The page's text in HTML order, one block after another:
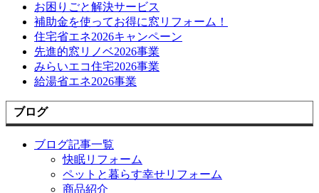
お困りごと解決サービス
補助金を使ってお得に窓リフォーム！
住宅省エネ2026キャンペーン
先進的窓リノベ2026事業
みらいエコ住宅2026事業
給湯省エネ2026事業
ブログ
ブログ記事一覧
快眠リフォーム
ペットと暮らす幸せリフォーム
商品紹介